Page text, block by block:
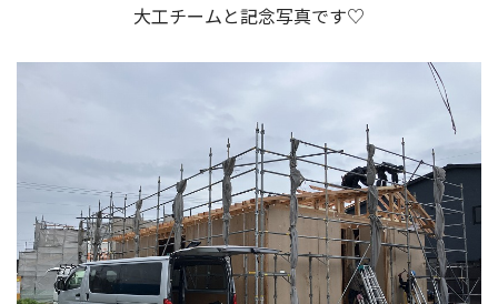
大工チームと記念写真です♡